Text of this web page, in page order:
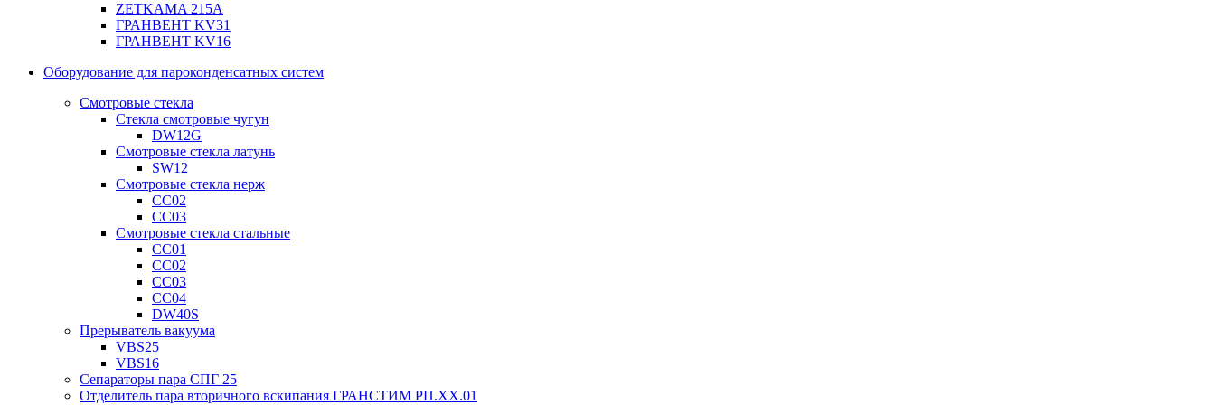
ZETKAMA 215A
ГРАНВЕНТ KV31
ГРАНВЕНТ KV16
Оборудование для пароконденсатных систем
Смотровые стекла
Стекла смотровые чугун
DW12G
Смотровые стекла латунь
SW12
Смотровые стекла нерж
СС02
СС03
Смотровые стекла стальные
СС01
СС02
СС03
СС04
DW40S
Прерыватель вакуума
VBS25
VBS16
Сепараторы пара СПГ 25
Отделитель пара вторичного вскипания ГРАНСТИМ РП.XX.01